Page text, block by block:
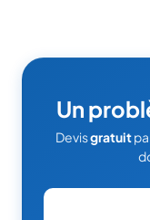
Un
Devisgratuit